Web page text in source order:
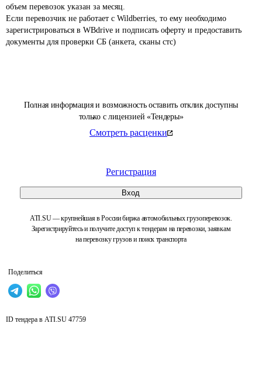
Полная информация и возможность оставить отклик доступны
только с лицензией «Тендеры»
Смотреть расценки
Регистрация
Вход
ATI.SU — крупнейшая в России биржа автомобильных грузоперевозок.
Зарегистрируйтесь и получите доступ к тендерам на перевозки, заявкам
на перевозку грузов и поиск транспорта
Поделиться
объем перевозок указан за месяц.
Если перевозчик не работает с Wildberries, то ему необходимо
зарегистрироватьcя в WBdrive и подписать оферту и предоставить
документы для проверки СБ (анкета, сканы стс)
ID тендера в ATI.SU 47759